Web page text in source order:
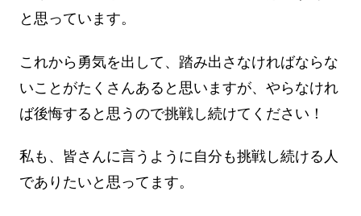
と思っています。
これから勇気を出して、踏み出さなければならな
いことがたくさんあると思いますが、やらなけれ
ば後悔すると思うので挑戦し続けてください！
私も、皆さんに言うように自分も挑戦し続ける人
でありたいと思ってます。